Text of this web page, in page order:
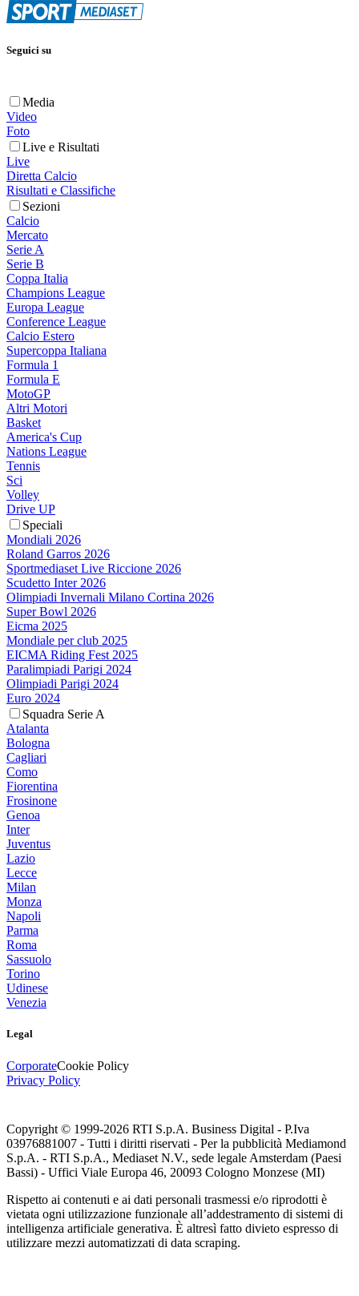
Seguici su
Media
Video
Foto
Live e Risultati
Live
Diretta Calcio
Risultati e Classifiche
Sezioni
Calcio
Mercato
Serie A
Serie B
Coppa Italia
Champions League
Europa League
Conference League
Calcio Estero
Supercoppa Italiana
Formula 1
Formula E
MotoGP
Altri Motori
Basket
America's Cup
Nations League
Tennis
Sci
Volley
Drive UP
Speciali
Mondiali 2026
Roland Garros 2026
Sportmediaset Live Riccione 2026
Scudetto Inter 2026
Olimpiadi Invernali Milano Cortina 2026
Super Bowl 2026
Eicma 2025
Mondiale per club 2025
EICMA Riding Fest 2025
Paralimpiadi Parigi 2024
Olimpiadi Parigi 2024
Euro 2024
Squadra Serie A
Atalanta
Bologna
Cagliari
Como
Fiorentina
Frosinone
Genoa
Inter
Juventus
Lazio
Lecce
Milan
Monza
Napoli
Parma
Roma
Sassuolo
Torino
Udinese
Venezia
Legal
CorporateCookie Policy
Privacy Policy
Copyright © 1999-2026 RTI S.p.A. Business Digital - P.Iva
03976881007 - Tutti i diritti riservati - Per la pubblicità Mediamond
S.p.A. - RTI S.p.A., Mediaset N.V., sede legale Amsterdam (Paesi
Bassi) - Uffici Viale Europa 46, 20093 Cologno Monzese (MI)
Rispetto ai contenuti e ai dati personali trasmessi e/o riprodotti è
vietata ogni utilizzazione funzionale all’addestramento di sistemi di
intelligenza artificiale generativa. È altresì fatto divieto espresso di
utilizzare mezzi automatizzati di data scraping.